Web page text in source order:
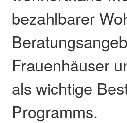
bezahlbarer
Frauenhäuser
als wichtige
Programms.